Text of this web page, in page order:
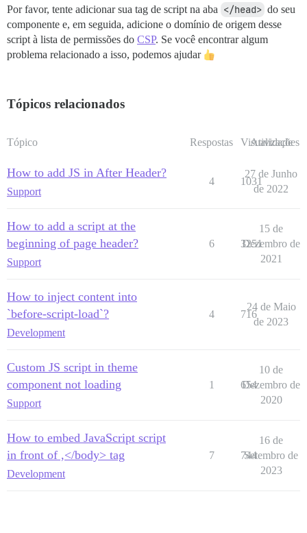
Por favor, tente adicionar sua tag de script na aba </head> do seu
componente e, em seguida, adicione o domínio de origem desse
script à lista de permissões do CSP. Se você encontrar algum
problema relacionado a isso, podemos ajudar
Tópicos relacionados
Tópico Respostas Visualizações
Atividade
How to add JS in After Header?
Support
4 1031
27 de Junho
de 2022
How to add a script at the
beginning of page header?
Support
6 3251
15 de
Dezembro de
2021
How to inject content into
`before-script-load`?
Development
4 716
24 de Maio
de 2023
Custom JS script in theme
component not loading
Support
1 654
10 de
Dezembro de
2020
How to embed JavaScript script
in front of ,</body> tag
Development
7 744
16 de
Setembro de
2023